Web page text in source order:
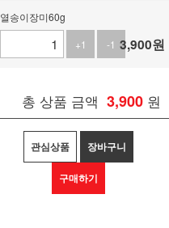
열송이장미60g
+1
-1 3,900원
총 상품 금액 3,900 원
관심상품 장바구니
구매하기